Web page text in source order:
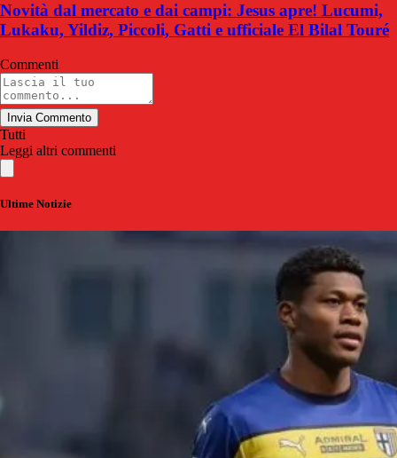
Novità dal mercato e dai campi: Jesus apre! Lucumi,
Lukaku, Yildiz, Piccoli, Gatti e ufficiale El Bilal Touré
Commenti
Invia Commento
Tutti
Leggi altri commenti
Ultime Notizie